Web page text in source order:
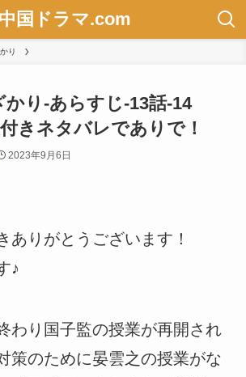
中国ドラマ.com
り
かり-あらすじ-13話-14
きネタバレでありで！
2023年9月6日
ありがとうございます！
♪
わり国子監の授業が再開され
策のために晏雲之の授業がな